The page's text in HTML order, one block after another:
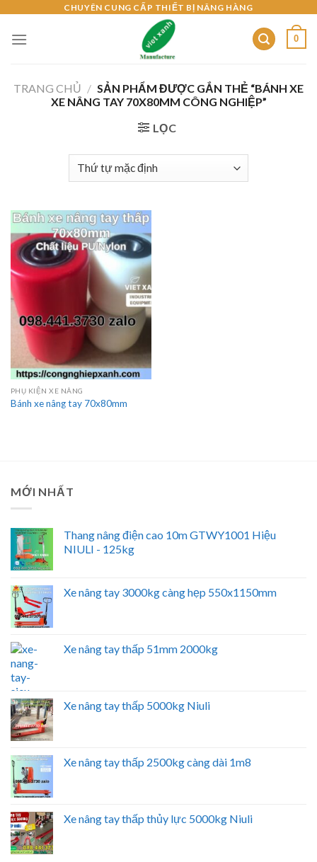
content
CHUYÊN CUNG CẤP THIẾT BỊ NÂNG HÀNG
0
TRANG CHỦ / SẢN PHẨM ĐƯỢC GẮN THẺ “BÁNH XE
XE NÂNG TAY 70X80MM CÔNG NGHIỆP”
LỌC
PHỤ KIỆN XE NÂNG
Bánh xe nâng tay 70x80mm
MỚI NHẤT
Thang nâng điện cao 10m GTWY1001 Hiệu
NIULI - 125kg
Xe nâng tay 3000kg càng hẹp 550x1150mm
Xe nâng tay thấp 51mm 2000kg
Xe nâng tay thấp 5000kg Niuli
Xe nâng tay thấp 2500kg càng dài 1m8
Xe nâng tay thấp thủy lực 5000kg Niuli